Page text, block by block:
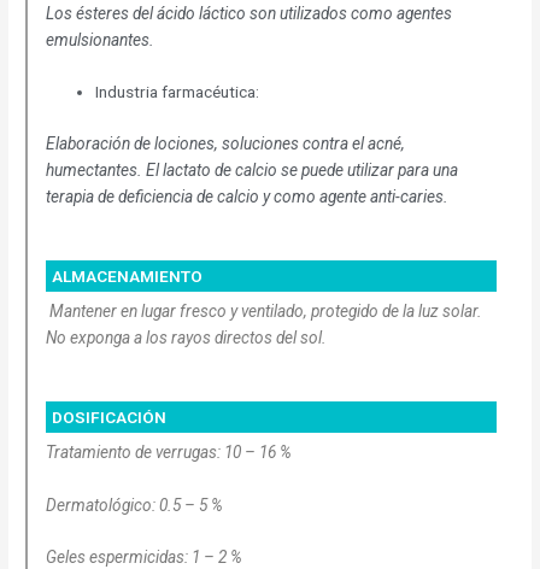
Los ésteres del ácido láctico son utilizados como agentes
emulsionantes.
Industria farmacéutica:
Elaboración de lociones, soluciones contra el acné,
humectantes. El lactato de calcio se puede utilizar para una
terapia de deficiencia de calcio y como agente anti-caries.
ALMACENAMIENTO
Mantener en lugar fresco y ventilado, protegido de la luz solar.
No exponga a los rayos directos del sol.
DOSIFICACIÓN
Tratamiento de verrugas: 10 – 16 %
Dermatológico: 0.5 – 5 %
Geles espermicidas: 1 – 2 %